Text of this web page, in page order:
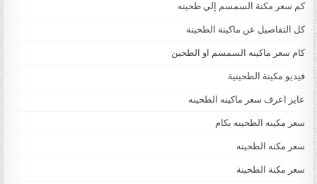
كم سعر مكنة السمسم إلي طحينه
كل التفاصيل عن ماكينة الطحينة
كام سعر ماكينه السمسم او الطحين
فيديو مكينة الطحينية
عايز اعرف سعر ماكينه الطحينه
سعر مكينه الطحينه بكام
سعر مكنه الطحينه
سعر مكنة الطحينة